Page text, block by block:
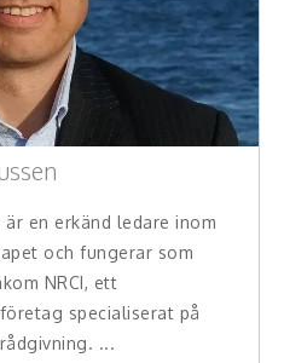
är en erkänd ledare inom
och fungerar som
NRCI, ett
specialiserat på
...